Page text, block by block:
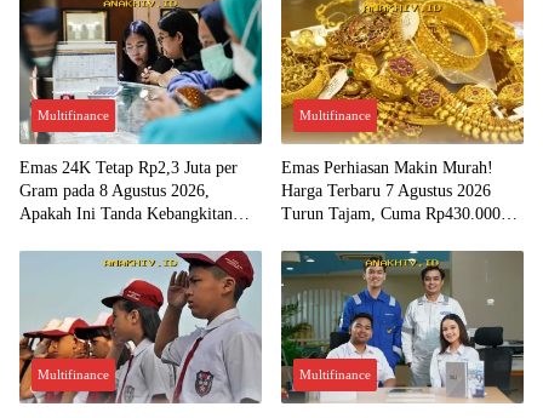
Multifinance
Emas 24K Tetap Rp2,3 Juta per
Gram pada 8 Agustus 2026,
Apakah Ini Tanda Kebangkitan
Multifinance
Emas Perhiasan Makin Murah!
Harga Terbaru 7 Agustus 2026
Turun Tajam, Cuma Rp430.000
Multifinance Multifinance